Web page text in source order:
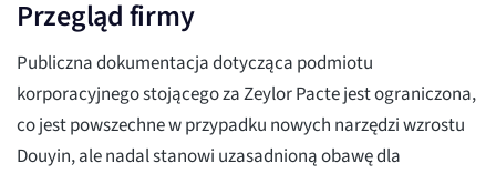
Przegląd firmy
Publiczna dokumentacja dotycząca podmiotu
korporacyjnego stojącego za Zeylor Pacte jest ograniczona,
co jest powszechne w przypadku nowych narzędzi wzrostu
Douyin, ale nadal stanowi uzasadnioną obawę dla